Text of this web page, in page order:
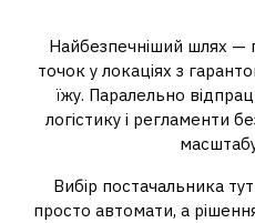
Найбезпечніший шлях —
точок у локаціях з
їжу. Паралельно
логістику і регламенти
Вибір постачальника
просто автомати, а